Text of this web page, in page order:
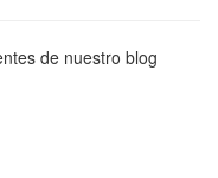
de nuestro blog